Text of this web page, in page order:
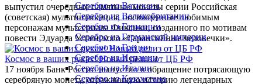
Серебро из Ватикана
Серебро из Великобритании
Серебро из Германии
Серебро из Германской империи
Серебро из Греции
Серебро из Испании
Серебро из Италии
Серебро из Казахстана
выпустил очередные памятные монеты серии Российская
(советская) мультипликация, посвященные любимым
персонажам мультсериала Фиксики, созданного по мотивам
повести Эдуарда Успенского «Гарантийные человечки».
Космос в ваших руках! Новый релиз от ЦБ РФ
17 ноября Банк России выпустил в обращение потрясающую
серебряную монету, отражающую историю легендарных